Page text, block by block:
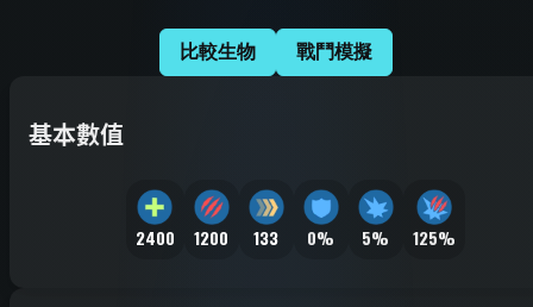
比較生物 戰鬥模擬
基本數值
2400 1200 133 0% 5% 125%